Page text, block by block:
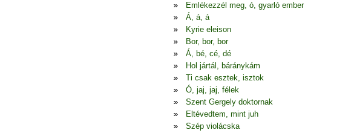
Emlékezzél meg, ó, gyarló ember
Á, á, á
Kyrie eleison
Bor, bor, bor
Á, bé, cé, dé
Hol jártál, báránykám
Ti csak esztek, isztok
Ó, jaj, jaj, félek
Szent Gergely doktornak
Eltévedtem, mint juh
Szép violácska